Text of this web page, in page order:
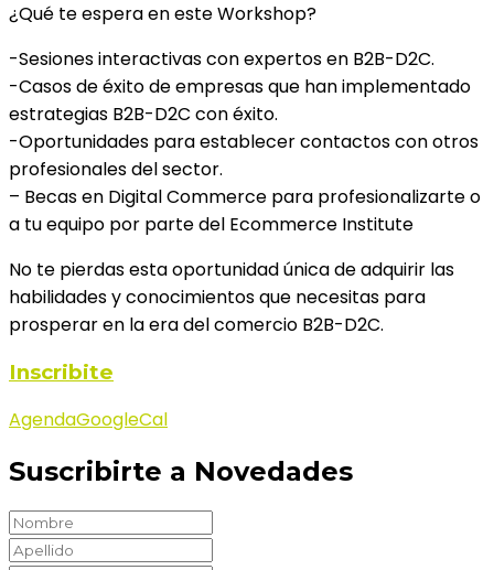
¿Qué te espera en este Workshop?
-Sesiones interactivas con expertos en B2B-D2C.
-Casos de éxito de empresas que han implementado
estrategias B2B-D2C con éxito.
-Oportunidades para establecer contactos con otros
profesionales del sector.
– Becas en Digital Commerce para profesionalizarte o
a tu equipo por parte del Ecommerce Institute
No te pierdas esta oportunidad única de adquirir las
habilidades y conocimientos que necesitas para
prosperar en la era del comercio B2B-D2C.
Inscribite
AgendaGoogleCal
Suscribirte a Novedades